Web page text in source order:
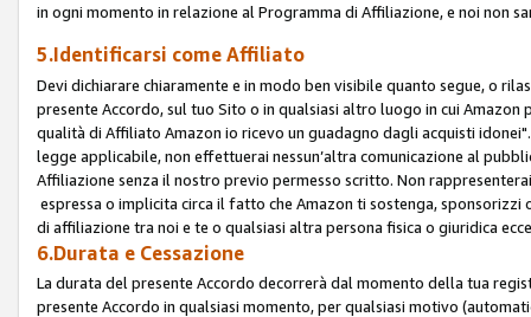
in ogni momento in relazione al Programma di Affiliazione, e noi non
5.Identificarsi come Affiliato
Devi dichiarare chiaramente e in modo ben visibile quanto segue, o
presente Accordo, sul tuo Sito o in qualsiasi altro luogo in cui
qualità di Affiliato Amazon io ricevo un guadagno dagli acquisti
legge applicabile, non effettuerai nessun’altra comunicazione al
Affiliazione senza il nostro previo permesso scritto. Non
espressa o implicita circa il fatto che Amazon ti sostenga,
di affiliazione tra noi e te o qualsiasi altra persona fisica o giuridica
6.Durata e Cessazione
La durata del presente Accordo decorrerà dal momento della tua
presente Accordo in qualsiasi momento, per qualsiasi motivo